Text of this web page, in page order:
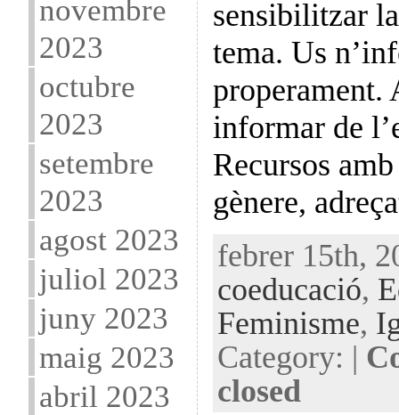
novembre
2023
octubre
2023
setembre
2023
agost 2023
juliol 2023
juny 2023
maig 2023
abril 2023
sensibilitzar
tema. Us
properament.
informar de
Recursos
gènere,
febrer 15th,
coeducació,
Feminisme,
Category: |
closed